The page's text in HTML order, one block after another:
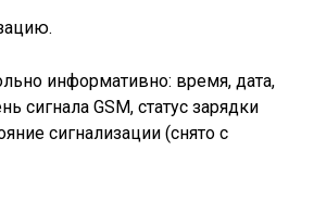
информативно: время, дата,
сигнала GSM, статус зарядки
сигнализации (снято с